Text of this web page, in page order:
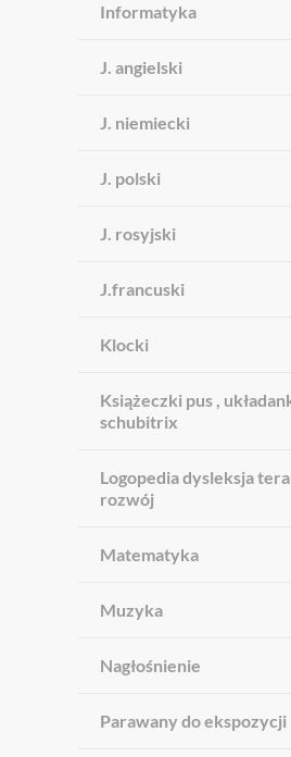
Informatyka
J. angielski
J. niemiecki
J. polski
J. rosyjski
J.francuski
Klocki
Książeczki pus ,
schubitrix
Logopedia dysleksja
rozwój
Matematyka
Muzyka
Nagłośnienie
Parawany do ekspozycji